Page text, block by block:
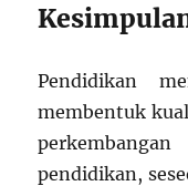
Pendidikan
membentuk
pendidikan,